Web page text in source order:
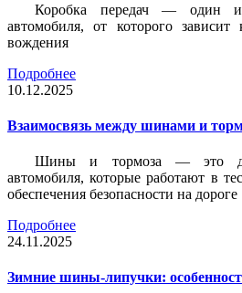
Коробка передач — один
автомобиля, от которого зависит
вождения
Подробнее
10.12.2025
Взаимосвязь между шинами и
Шины и тормоза — это
автомобиля, которые работают в
обеспечения безопасности на дороге
Подробнее
24.11.2025
Зимние шины-липучки: